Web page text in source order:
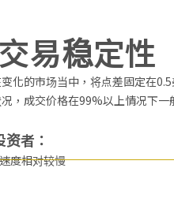
易稳定性
化的市场当中，将点差固定在
，成交价格在99%以上情况下
者：
度相对较慢